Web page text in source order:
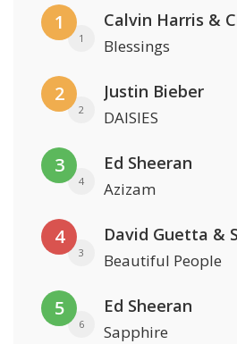
1
1 Blessings
2
2
Justin Bieber
DAISIES
3
4
Ed Sheeran
Azizam
4
3
David Guetta &
Beautiful People
5
6
Ed Sheeran
Sapphire